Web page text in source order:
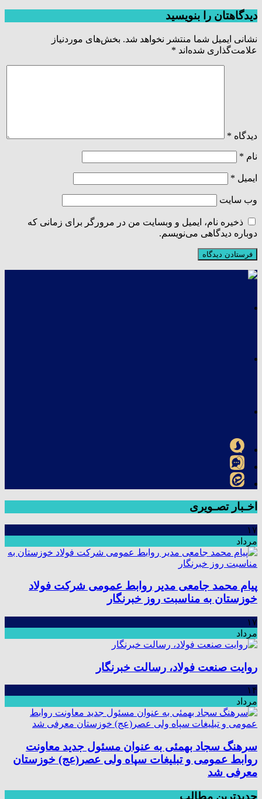
دیدگاهتان را بنویسید
نشانی ایمیل شما منتشر نخواهد شد. بخش‌های موردنیاز
علامت‌گذاری شده‌اند *
دیدگاه *
نام *
ایمیل *
وب‌ سایت
ذخیره نام، ایمیل و وبسایت من در مرورگر برای زمانی که
دوباره دیدگاهی می‌نویسم.
اخـبار تصـویری
۱۷
مرداد
پیام محمد جامعی مدیر روابط عمومی شرکت فولاد
خوزستان به مناسبت روز خبرنگار
۱۷
مرداد
روایت صنعت فولاد،‌ رسالت خبرنگار
۱۴
مرداد
سرهنگ سجاد بهمئی به عنوان مسئول جدید معاونت
روابط عمومی و تبلیغات سپاه ولی عصر(عج) خوزستان
معرفی شد
جدیدترین مطالب